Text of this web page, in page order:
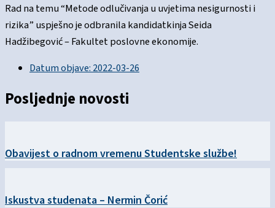
Rad na temu “Metode odlučivanja u uvjetima nesigurnosti i
rizika” uspješno je odbranila kandidatkinja Seida
Hadžibegović – Fakultet poslovne ekonomije.
Datum objave:2022-03-26
Posljednje novosti
Obavijest o radnom vremenu Studentske službe!
Iskustva studenata – Nermin Čorić